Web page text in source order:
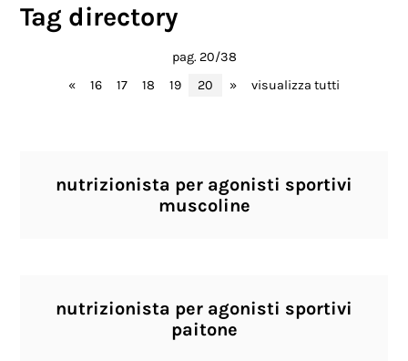
Tag directory
pag. 20/38
«
16 17 18 19 20 » visualizza tutti
nutrizionista per agonisti sportivi
muscoline
nutrizionista per agonisti sportivi
paitone